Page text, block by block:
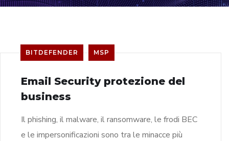
BITDEFENDER MSP
Email Security protezione del
business
Il phishing, il malware, il ransomware, le frodi BEC
e le impersonificazioni sono tra le minacce più